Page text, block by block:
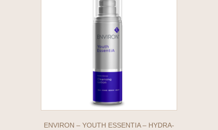
ENVIRON – YOUTH ESSENTIA – HYDRA-